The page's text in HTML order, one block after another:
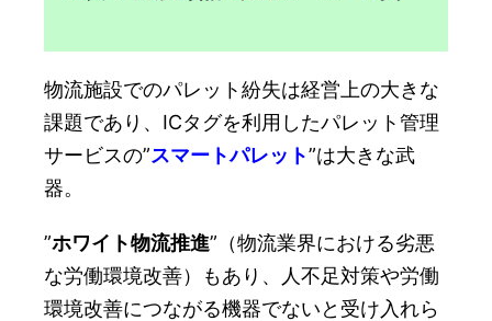
物流施設でのパレット紛失は経営上の大きな
課題であり、ICタグを利用したパレット管理
サービスの”スマートパレット”は大きな武
器。
”ホワイト物流推進”（物流業界における劣悪
な労働環境改善）もあり、人不足対策や労働
環境改善につながる機器でないと受け入れら